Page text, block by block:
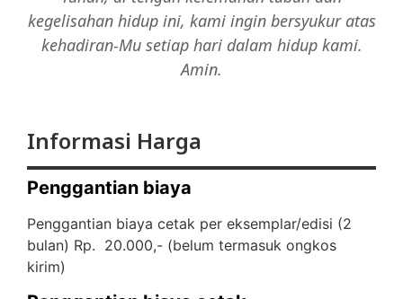
kegelisahan hidup ini, kami ingin bersyukur atas
kehadiran-Mu setiap hari dalam hidup kami.
Amin.
Informasi Harga
Penggantian biaya
Penggantian biaya cetak per eksemplar/edisi (2
bulan) Rp. 20.000,- (belum termasuk ongkos
kirim)